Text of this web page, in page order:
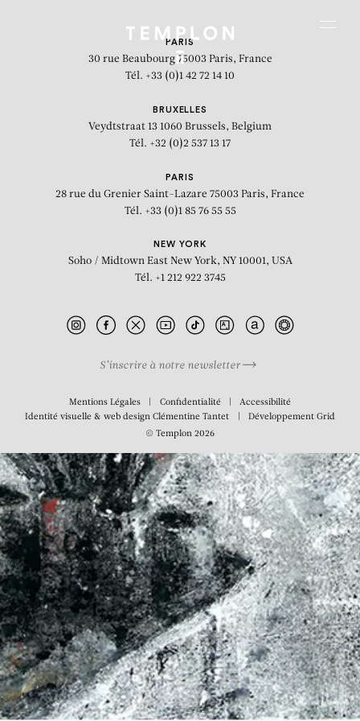
Les pinceaux dans une boite
PARIS
30 rue Beaubourg 75003 Paris, France
Tél. +33 (0)1 42 72 14 10
BRUXELLES
Veydtstraat 13 1060 Brussels, Belgium
Tél. +32 (0)2 537 13 17
PARIS
28 rue du Grenier Saint-Lazare 75003 Paris, France
Tél. +33 (0)1 85 76 55 55
NEW YORK
Soho / Midtown East New York, NY 10001, USA
Tél. +1 212 922 3745
S’inscrire à notre newsletter
Mentions Légales Confidentialité
Accessibilité
Identité visuelle & web designClémentine Tantet Développement Grid
© Templon 2026